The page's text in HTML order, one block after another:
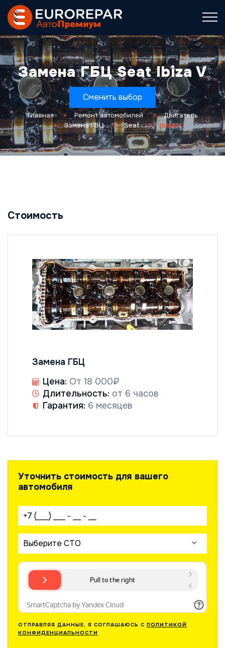
Замена ГБЦ Seat Ibiza V
Сменить выбор
Главная Ремонт автомобилей
Двигатель
Замена ГБЦ
Seat Ibiza V
Стоимость
Замена ГБЦ
Цена: От 18 000₽
Длительность: от 6 часов
Гарантия: 6 месяцев
Уточнить стоимость для вашего
автомобиля
Ваш телефон:
Выберите СТО
ОТПРАВЛЯЯ ДАННЫЕ, Я СОГЛАШАЮСЬ С ПОЛИТИКОЙ
КОНФИДЕНЦИАЛЬНОСТИ